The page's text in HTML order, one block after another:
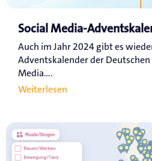
Social Media-
Auch im Jahr 2024 gibt es
Adventskalender der
Media....
Weiterlesen